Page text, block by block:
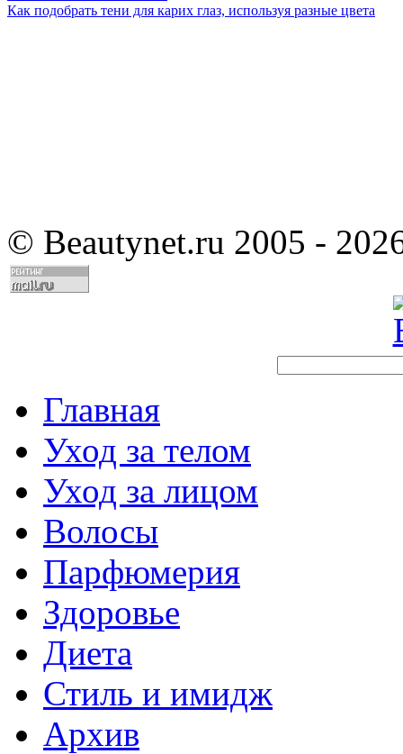
Как подобрать тени для карих глаз, используя разные цвета
© Beautynet.ru 2005 -
Главная
Уход за телом
Уход за лицом
Волосы
Парфюмерия
Здоровье
Диета
Стиль и имидж
Архив